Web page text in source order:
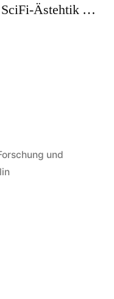
SciFi-Ästehtik …
und